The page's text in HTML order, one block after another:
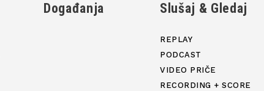
Događanja Slušaj & Gledaj
REPLAY
PODCAST
VIDEO PRIČE
RECORDING + SCORE